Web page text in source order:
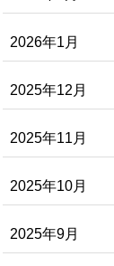
2026年1月
2025年12月
2025年11月
2025年10月
2025年9月